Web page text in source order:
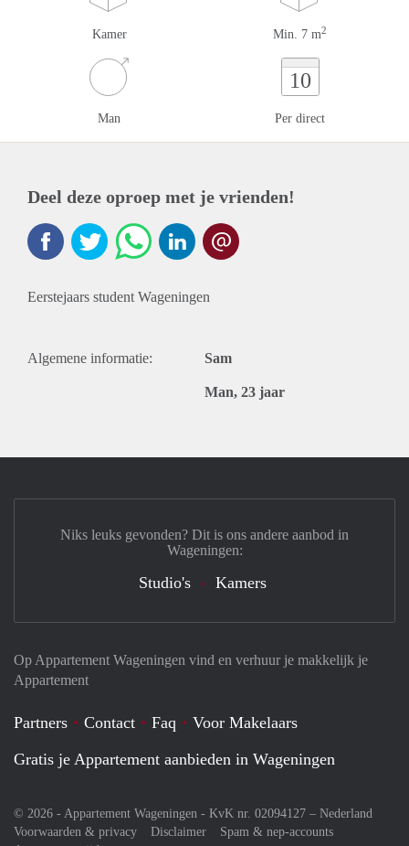
Kamer Min. 7 m2
Man
10
Per direct
Deel deze oproep met je vrienden!
Eerstejaars student Wageningen
Algemene informatie: Sam
Man, 23 jaar
Op Appartement Wageningen vind en verhuur je makkelijk je
Appartement
Partners Contact Faq
Voor Makelaars
Gratis je Appartement aanbieden in Wageningen
© 2026 - Appartement Wageningen - KvK nr. 02094127 – Nederland
Voorwaarden & privacy
Disclaimer
Spam & nep-accounts
Niks leuks gevonden? Dit is ons andere aanbod in
Wageningen:
Studio's Kamers